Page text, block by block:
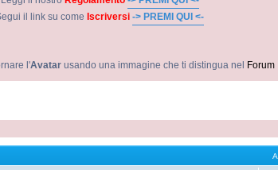
il link su come Iscriversi -> PREMI QUI <-
l'Avatar usando una immagine che ti distingua nel Forum